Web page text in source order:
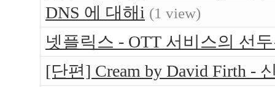
DNS 에 대해i (1 view)
넷플릭스 - OTT 서비스의 선
[단편] Cream by David Firth -